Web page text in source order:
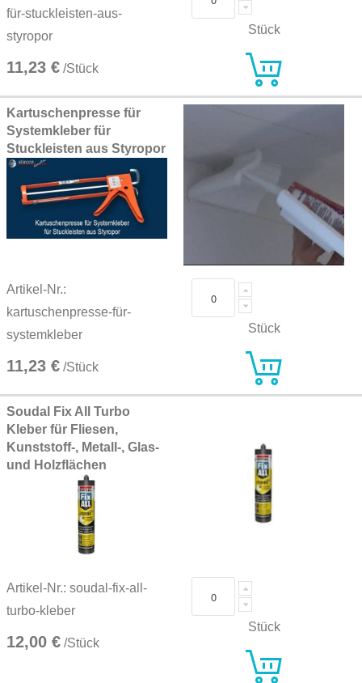
für-stuckleisten-aus-
styropor
11,23 € /Stück
Stück
Kartuschenpresse für
Systemkleber für
Stuckleisten aus Styropor
Artikel-Nr.:
kartuschenpresse-für-
systemkleber
11,23 € /Stück
Stück
Soudal Fix All Turbo
Kleber für Fliesen,
Kunststoff-, Metall-, Glas-
und Holzflächen
Artikel-Nr.: soudal-fix-all-
turbo-kleber
12,00 € /Stück
Stück